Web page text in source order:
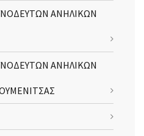
ΑΝΗΛΙΚΩΝ
ΑΝΗΛΙΚΩΝ